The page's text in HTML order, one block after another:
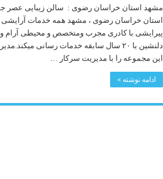
مشهد استان خراسان رضوی : سالن زیبایی عصر
استان خراسان رضوی ، مشهد همه خدمات آرایشی
پیرایشی با کادری مجرب ومتخصص و محیطی آرام و
دلنشین با ۲۰ سال سابقه خدمات رسانی
این مجموعه را با مدیریت سرکار …
ادامه نوشته »